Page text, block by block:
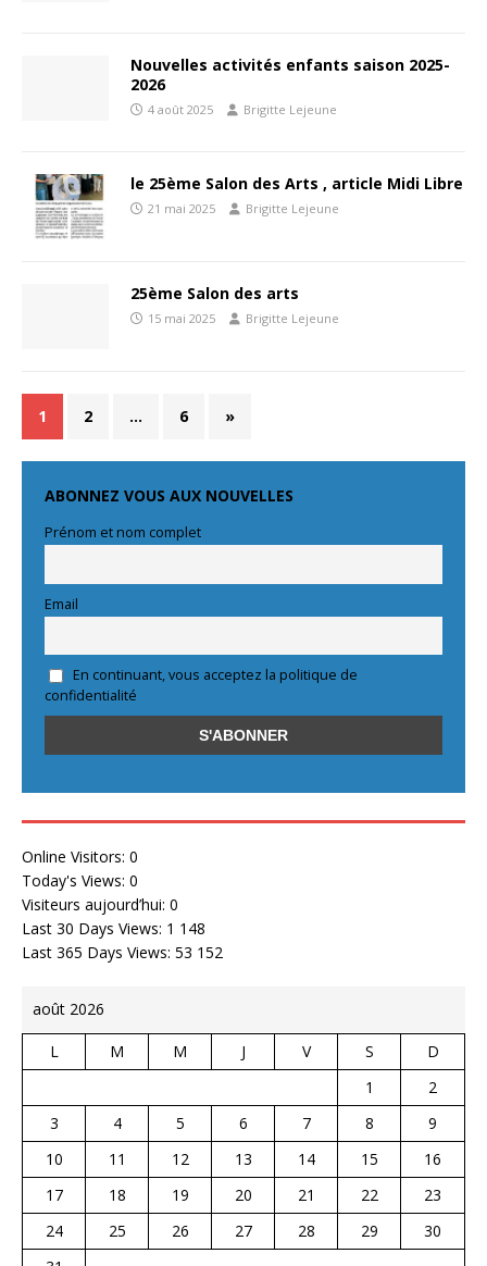
Nouvelles activités enfants saison 2025-
2026
4 août 2025 Brigitte Lejeune
le 25ème Salon des Arts , article Midi Libre
21 mai 2025 Brigitte Lejeune
25ème Salon des arts
15 mai 2025 Brigitte Lejeune
1 2 … 6 »
ABONNEZ VOUS AUX NOUVELLES
Prénom et nom complet
Email
En continuant, vous acceptez la politique de
confidentialité
Online Visitors: 0
Today's Views: 0
Visiteurs aujourd’hui: 0
Last 30 Days Views: 1 148
Last 365 Days Views: 53 152
août 2026
L M M J V S
D
1
2
3
4 5 6 7 8
9
10
11 12 13 14 15
16
17
18 19 20 21 22
23
24
25 26 27 28 29
30